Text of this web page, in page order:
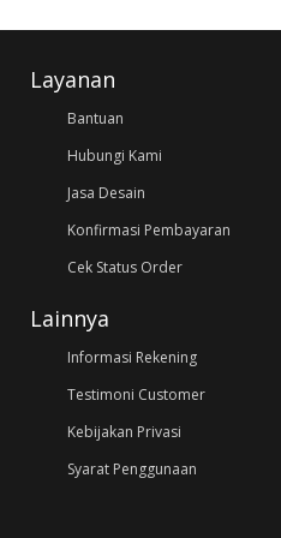
Layanan
Bantuan
Hubungi Kami
Jasa Desain
Konfirmasi Pembayaran
Cek Status Order
Lainnya
Informasi Rekening
Testimoni Customer
Kebijakan Privasi
Syarat Penggunaan